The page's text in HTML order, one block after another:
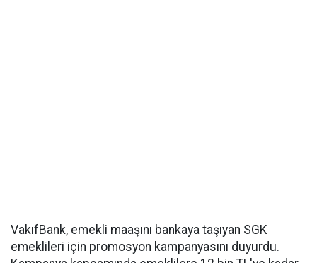
VakıfBank, emekli maaşını bankaya taşıyan SGK
emeklileri için promosyon kampanyasını duyurdu.